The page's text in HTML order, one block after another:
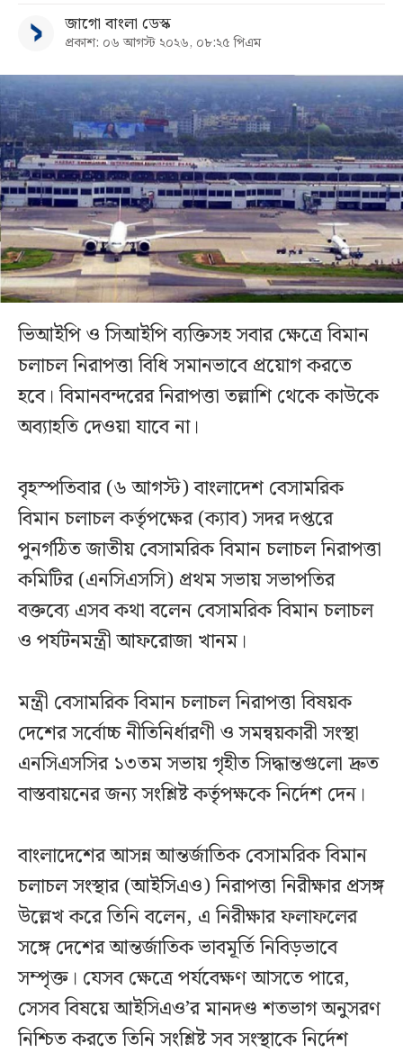
জাগো বাংলা ডেস্ক
প্রকাশ: ০৬ আগস্ট ২০২৬, ০৮:২৫ পিএম
ভিআইপি ও সিআইপি ব্যক্তিসহ সবার ক্ষেত্রে বিমান
চলাচল নিরাপত্তা বিধি সমানভাবে প্রয়োগ করতে
হবে। বিমানবন্দরের নিরাপত্তা তল্লাশি থেকে কাউকে
অব্যাহতি দেওয়া যাবে না।
বৃহস্পতিবার (৬ আগস্ট) বাংলাদেশ বেসামরিক
বিমান চলাচল কর্তৃপক্ষের (ক্যাব) সদর দপ্তরে
পুনর্গঠিত জাতীয় বেসামরিক বিমান চলাচল নিরাপত্তা
কমিটির (এনসিএসসি) প্রথম সভায় সভাপতির
বক্তব্যে এসব কথা বলেন বেসামরিক বিমান চলাচল
ও পর্যটনমন্ত্রী আফরোজা খানম।
মন্ত্রী বেসামরিক বিমান চলাচল নিরাপত্তা বিষয়ক
দেশের সর্বোচ্চ নীতিনির্ধারণী ও সমন্বয়কারী সংস্থা
এনসিএসসির ১৩তম সভায় গৃহীত সিদ্ধান্তগুলো দ্রুত
বাস্তবায়নের জন্য সংশ্লিষ্ট কর্তৃপক্ষকে নির্দেশ দেন।
বাংলাদেশের আসন্ন আন্তর্জাতিক বেসামরিক বিমান
চলাচল সংস্থার (আইসিএও) নিরাপত্তা নিরীক্ষার প্রসঙ্গ
উল্লেখ করে তিনি বলেন, এ নিরীক্ষার ফলাফলের
সঙ্গে দেশের আন্তর্জাতিক ভাবমূর্তি নিবিড়ভাবে
সম্পৃক্ত। যেসব ক্ষেত্রে পর্যবেক্ষণ আসতে পারে,
সেসব বিষয়ে আইসিএও’র মানদণ্ড শতভাগ অনুসরণ
নিশ্চিত করতে তিনি সংশ্লিষ্ট সব সংস্থাকে নির্দেশ